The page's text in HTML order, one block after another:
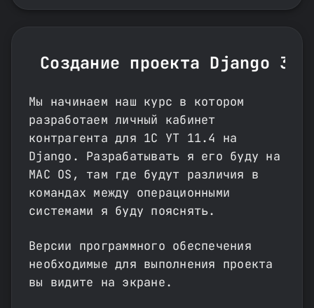
Создание проекта Django 3.
Мы начинаем наш курс в котором
разработаем личный кабинет
контрагента для 1С УТ 11.4 на
Django. Разрабатывать я его буду на
MAC OS, там где будут различия в
командах между операционными
системами я буду пояснять.
Версии программного обеспечения
необходимые для выполнения проекта
вы видите на экране.